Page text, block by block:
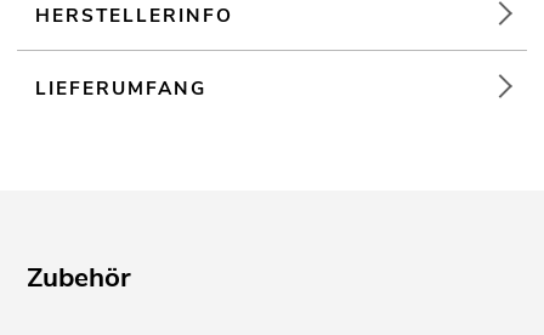
HERSTELLERINFO
LIEFERUMFANG
Zubehör